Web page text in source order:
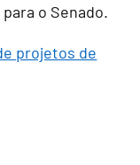
o Senado.
projetos de